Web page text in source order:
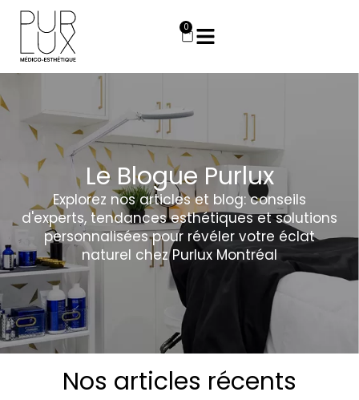
Aller
contenu
0
Panier
Le Blogue Purlux
Explorez nos articles et blog: conseils
d'experts, tendances esthétiques et solutions
personnalisées pour révéler votre éclat
naturel chez Purlux Montréal
Nos articles récents